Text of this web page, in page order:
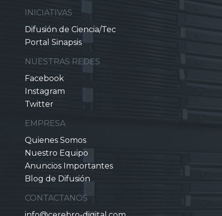
INICIATIVAS
Difusión de Ciencia/Tec
Portal Sinapsis
NUESTRAS REDES
Facebook
Instagram
Twitter
EMPRESA
Quienes Somos
Nuestro Equipo
Anuncios Importantes
Blog de Difusión
CONTACTANOS